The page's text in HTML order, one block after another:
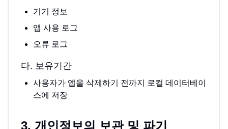
기기 정보
앱 사용 로그
오류 로그
다. 보유기간
사용자가 앱을 삭제하기 전까지 로컬 데이터베이
스에 저장
3. 개인정보의 보관 및 파기